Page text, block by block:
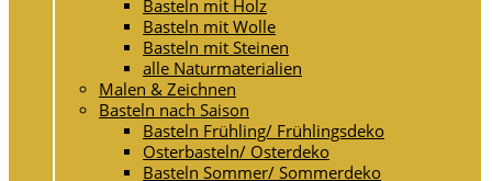
Basteln mit Holz
Basteln mit Wolle
Basteln mit Steinen
alle Naturmaterialien
Malen & Zeichnen
Basteln nach Saison
Basteln Frühling/ Frühlingsdeko
Osterbasteln/ Osterdeko
Basteln Sommer/ Sommerdeko